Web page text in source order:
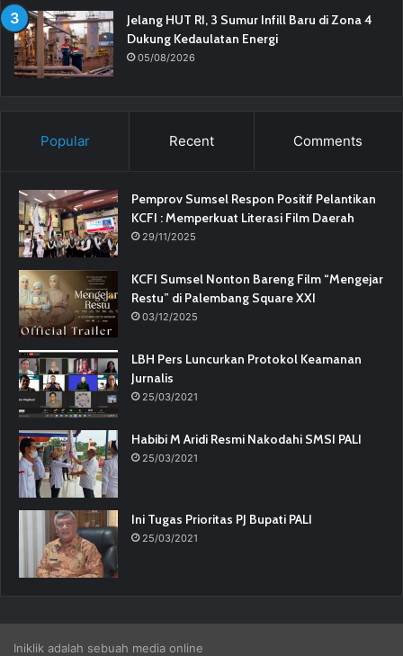
Jelang HUT RI, 3 Sumur Infill Baru di Zona 4
Dukung Kedaulatan Energi
05/08/2026
Popular Recent Comments
Pemprov Sumsel Respon Positif Pelantikan
KCFI : Memperkuat Literasi Film Daerah
29/11/2025
KCFI Sumsel Nonton Bareng Film “Mengejar
Restu” di Palembang Square XXI
03/12/2025
LBH Pers Luncurkan Protokol Keamanan
Jurnalis
25/03/2021
Habibi M Aridi Resmi Nakodahi SMSI PALI
25/03/2021
Ini Tugas Prioritas PJ Bupati PALI
25/03/2021
Iniklik adalah sebuah media online